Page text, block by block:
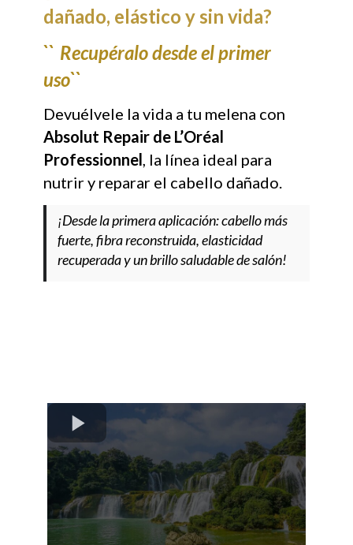
dañado, elástico y sin vida?
`` Recupéralo desde el primer
uso``
Devuélvele la vida a tu melena con
Absolut Repair de L’Oréal
Professionnel, la línea ideal para
nutrir y reparar el cabello dañado.
¡Desde la primera aplicación: cabello más
fuerte, fibra reconstruida, elasticidad
recuperada y un brillo saludable de salón!